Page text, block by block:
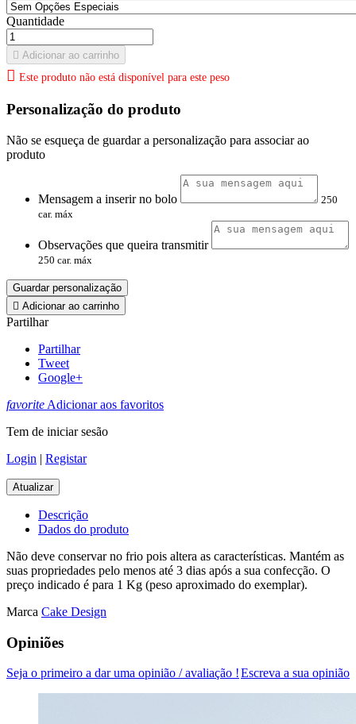
Quantidade
 Adicionar ao carrinho
 Este produto não está disponível para este peso
Personalização do produto
Não se esqueça de guardar a personalização para associar ao
produto
Mensagem a inserir no bolo
250
car. máx
Observações que queira transmitir
250 car. máx
Guardar personalização
 Adicionar ao carrinho
Partilhar
Partilhar
Tweet
Google+
favorite Adicionar aos favoritos
Tem de iniciar sesão
Login | Registar
Descrição
Dados do produto
Não deve conservar no frio pois altera as características. Mantém as
suas propriedades pelo menos até 3 dias após a sua confecção. O
preço indicado é para 1 Kg (peso aproximado do exemplar).
Marca Cake Design
Opiniões
Escreva a sua opinião
Seja o primeiro a dar uma opinião / avaliação !